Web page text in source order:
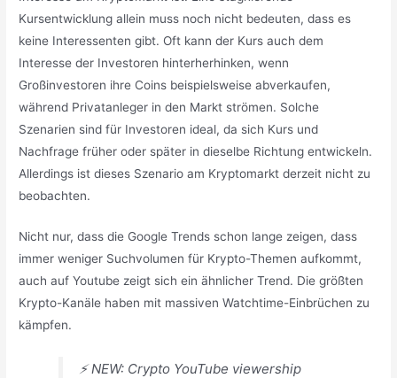
Kursentwicklung allein muss noch nicht bedeuten, dass es
keine Interessenten gibt. Oft kann der Kurs auch dem
Interesse der Investoren hinterherhinken, wenn
Großinvestoren ihre Coins beispielsweise abverkaufen,
während Privatanleger in den Markt strömen. Solche
Szenarien sind für Investoren ideal, da sich Kurs und
Nachfrage früher oder später in dieselbe Richtung entwickeln.
Allerdings ist dieses Szenario am Kryptomarkt derzeit nicht zu
beobachten.
Nicht nur, dass die Google Trends schon lange zeigen, dass
immer weniger Suchvolumen für Krypto-Themen aufkommt,
auch auf Youtube zeigt sich ein ähnlicher Trend. Die größten
Krypto-Kanäle haben mit massiven Watchtime-Einbrüchen zu
kämpfen.
⚡️ NEW: Crypto YouTube viewership